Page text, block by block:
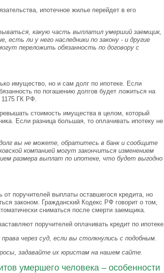
ипотечное жилье перейдет в его
какую часть выплатил умерший заемщик,
есть ли у него наследники по закону - и другие
переложить обязанность по договору с
имущество, но и сам долг по ипотеке. Если
по погашению долгов будет ложиться на
ГК РФ.
стоимость имущества в целом, который
Если разница большая, то оплачивать ипотеку не
вы не можете, обратитесь в банк и сообщите
компанией могут закончиться изменением
размера выплат по ипотеке, что будет выгодно
от поручителей выплаты оставшегося кредита, но
законом. Гражданский Кодекс РФ говорит о том,
сниматься после смерти заемщика.
поручителей оплачивать кредит по ипотеке.
через суд, если вы столкнулись с подобным.
задавайте их юристам на нашем сайте.
умершего человека – особенности